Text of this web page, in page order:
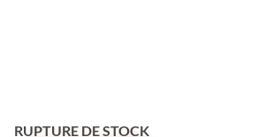
RUPTURE DE STOCK